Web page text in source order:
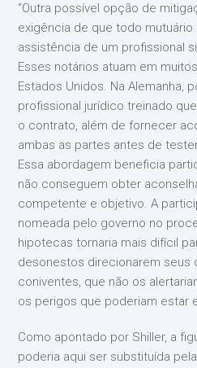
“Outra possível opção de
exigência de que todo
assistência de um profissional
Esses notários atuam em
Estados Unidos. Na Alemanha,
profissional jurídico treinado
o contrato, além de fornecer
ambas as partes antes de
Essa abordagem beneficia
não conseguem obter
competente e objetivo. A
nomeada pelo governo no
hipotecas tornaria mais difícil
desonestos direcionarem seus
coniventes, que não os
os perigos que poderiam estar
Como apontado por Shiller, a
poderia aqui ser substituída